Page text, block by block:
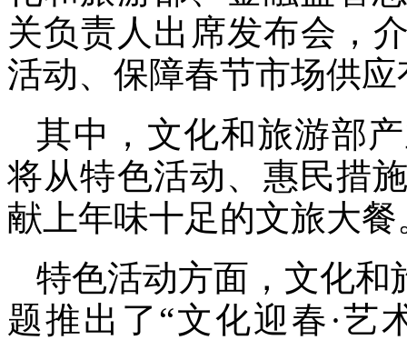
关负责人出席发布会，
活动、保障春节市场供
其中，文化和旅游部
将从特色活动、惠民措
献上年味十足的文旅大餐
特色活动方面，文化和
题推出了“文化迎春·艺